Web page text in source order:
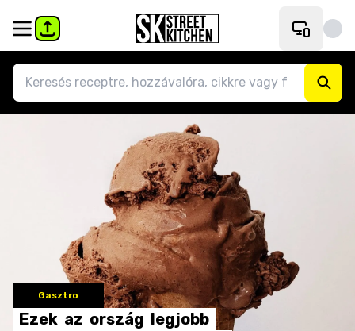
Gasztro
Ezek az ország legjobb